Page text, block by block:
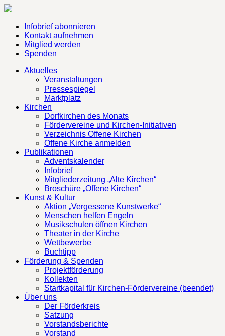
Infobrief abonnieren
Kontakt aufnehmen
Mitglied werden
Spenden
Aktuelles
Veranstaltungen
Pressespiegel
Marktplatz
Kirchen
Dorfkirchen des Monats
Fördervereine und Kirchen-Initiativen
Verzeichnis Offene Kirchen
Offene Kirche anmelden
Publikationen
Adventskalender
Infobrief
Mitgliederzeitung „Alte Kirchen“
Broschüre „Offene Kirchen“
Kunst & Kultur
Aktion „Vergessene Kunstwerke“
Menschen helfen Engeln
Musikschulen öffnen Kirchen
Theater in der Kirche
Wettbewerbe
Buchtipp
Förderung & Spenden
Projektförderung
Kollekten
Startkapital für Kirchen-Fördervereine (beendet)
Über uns
Der Förderkreis
Satzung
Vorstandsberichte
Vorstand